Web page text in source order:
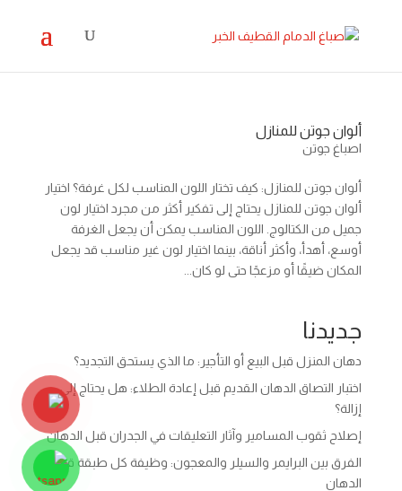
ألوان جوتن للمنازل
اصباغ جوتن
ألوان جوتن للمنازل: كيف تختار اللون المناسب لكل غرفة؟ اختيار
ألوان جوتن للمنازل يحتاج إلى تفكير أكثر من مجرد اختيار لون
جميل من الكتالوج. اللون المناسب يمكن أن يجعل الغرفة
أوسع، أهدأ، وأكثر أناقة، بينما اختيار لون غير مناسب قد يجعل
المكان ضيقًا أو مزعجًا حتى لو كان...
جديدنا
دهان المنزل قبل البيع أو التأجير: ما الذي يستحق التجديد؟
اختبار التصاق الدهان القديم قبل إعادة الطلاء: هل يحتاج إلى
إزالة؟
إصلاح ثقوب المسامير وآثار التعليقات في الجدران قبل الدهان
الفرق بين البرايمر والسيلر والمعجون: وظيفة كل طبقة قبل
الدهان